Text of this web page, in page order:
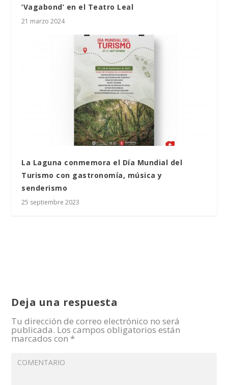
‘Vagabond’ en el Teatro Leal
21 marzo 2024
La Laguna conmemora el Día Mundial del
Turismo con gastronomía, música y
senderismo
25 septiembre 2023
Deja una respuesta
Tu dirección de correo electrónico no será
publicada. Los campos obligatorios están
marcados con *